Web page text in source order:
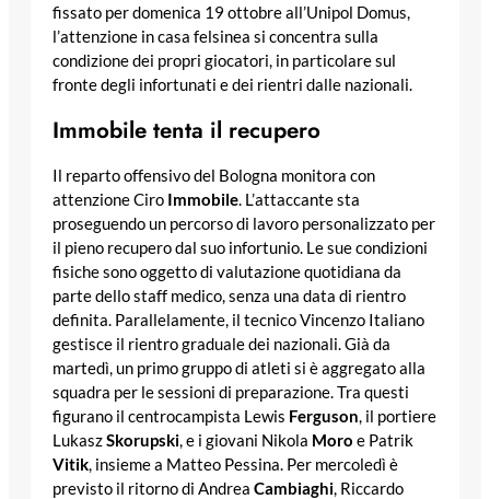
fissato per domenica 19 ottobre all’Unipol Domus,
l’attenzione in casa felsinea si concentra sulla
condizione dei propri giocatori, in particolare sul
fronte degli infortunati e dei rientri dalle nazionali.
Immobile tenta il recupero
Il reparto offensivo del Bologna monitora con
attenzione Ciro Immobile. L’attaccante sta
proseguendo un percorso di lavoro personalizzato per
il pieno recupero dal suo infortunio. Le sue condizioni
fisiche sono oggetto di valutazione quotidiana da
parte dello staff medico, senza una data di rientro
definita. Parallelamente, il tecnico Vincenzo Italiano
gestisce il rientro graduale dei nazionali. Già da
martedì, un primo gruppo di atleti si è aggregato alla
squadra per le sessioni di preparazione. Tra questi
figurano il centrocampista Lewis Ferguson, il portiere
LukaszSkorupski, e i giovani Nikola Moro e Patrik
Vitik, insieme a Matteo Pessina. Per mercoledì è
previsto il ritorno di Andrea Cambiaghi, Riccardo